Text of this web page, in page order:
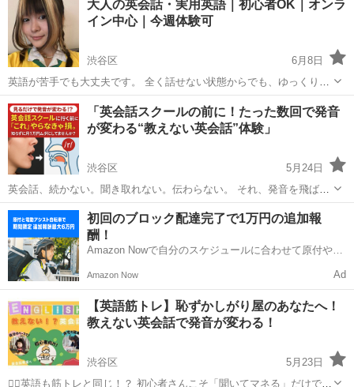
ています。 「英語は少し勉強したことがあるけど、会話になると出て
こない」 「簡単なこ...
大人の英会話・実用英語｜初心者OK｜オンラ
イン中心｜今週体験可
渋谷区
6月8日
英語が苦手でも大丈夫です。 全く話せない状態からでも、ゆっくり始
められます。 大人向けの英会話・実用英語レッスンを行っています。
「英語を話せるようになりたいけど、自信がない」 「昔少し勉強した
けど、今はほと...
東京 渋谷区 英会話
「英会話スクールの前に！たった数回で発音
が変わる“教えない英会話”体験」
渋谷区
5月24日
英会話、続かない。聞き取れない。伝わらない。 それ、発音を飛ばし
てるからかも。 ＼だから今、注目されてます／ ▶ 発音だけに特化し
た “教えない英会話” ▶ ネイティブの真似だけでOK ▶ 1回15分〜の短
期レ...
東京 渋谷区 英会話 短期
初回のブロック配達完了で1万円の追加報
酬！
Amazon Nowで自分のスケジュールに合わせて原付や電
Amazon Now Ad
【英語筋トレ】恥ずかしがり屋のあなたへ！
教えない英会話で発音が変わる！
渋谷区
5月23日
🏋️‍♀️英語も筋トレと同じ！？ 初心者さんこそ「聞いてマネる」だけで